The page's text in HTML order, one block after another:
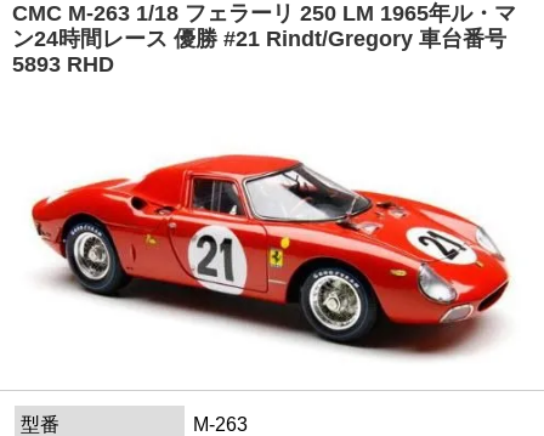
CMC M-263 1/18 フェラーリ 250 LM 1965年ル・マ
ン24時間レース 優勝 #21 Rindt/Gregory 車台番号
5893 RHD
型番
M-263